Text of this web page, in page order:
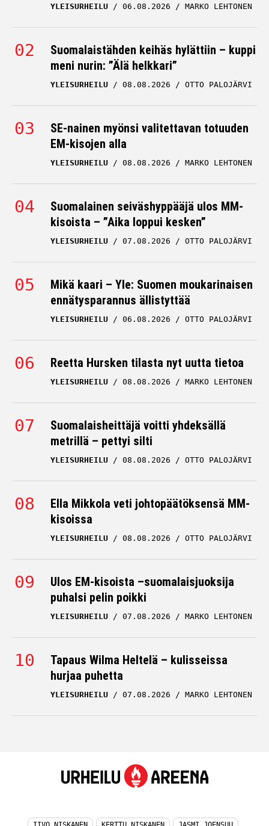
YLEISURHEILU 06.08.2026 MARKO LEHTONEN
Suomalaistähden keihäs hylättiin – kuppi
meni nurin: ”Älä helkkari”
YLEISURHEILU 08.08.2026 OTTO PALOJÄRVI
SE-nainen myönsi valitettavan totuuden
EM-kisojen alla
YLEISURHEILU 08.08.2026 MARKO LEHTONEN
Suomalainen seiväshyppääjä ulos MM-
kisoista – ”Aika loppui kesken”
YLEISURHEILU 07.08.2026 OTTO PALOJÄRVI
Mikä kaari – Yle: Suomen moukarinaisen
ennätysparannus ällistyttää
YLEISURHEILU 06.08.2026 OTTO PALOJÄRVI
Reetta Hursken tilasta nyt uutta tietoa
YLEISURHEILU 08.08.2026 MARKO LEHTONEN
Suomalaisheittäjä voitti yhdeksällä
metrillä – pettyi silti
YLEISURHEILU 08.08.2026 OTTO PALOJÄRVI
Ella Mikkola veti johtopäätöksensä MM-
kisoissa
YLEISURHEILU 08.08.2026 OTTO PALOJÄRVI
Ulos EM-kisoista –suomalaisjuoksija
puhalsi pelin poikki
YLEISURHEILU 07.08.2026 MARKO LEHTONEN
Tapaus Wilma Heltelä – kulisseissa
hurjaa puhetta
YLEISURHEILU 07.08.2026 MARKO LEHTONEN